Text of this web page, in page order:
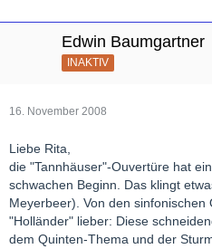
Edwin Baumgartner
INAKTIV
16. November 2008
Liebe Rita,
die "Tannhäuser"-Ouvertüre hat
schwachen Beginn. Das klingt
Meyerbeer). Von den sinfonischen
"Holländer" lieber: Diese
dem Quinten-Thema und der